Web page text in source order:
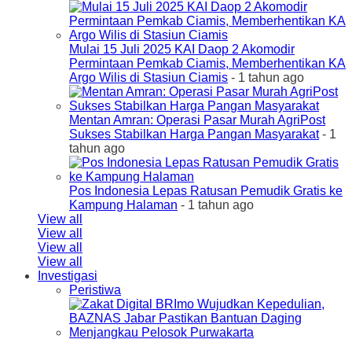
Mulai 15 Juli 2025 KAI Daop 2 Akomodir
Permintaan Pemkab Ciamis, Memberhentikan KA
Argo Wilis di Stasiun Ciamis - 1 tahun ago
Mentan Amran: Operasi Pasar Murah AgriPost
Sukses Stabilkan Harga Pangan Masyarakat- 1
tahun ago
Pos Indonesia Lepas Ratusan Pemudik Gratis ke
Kampung Halaman - 1 tahun ago
View all
View all
View all
View all
Investigasi
Peristiwa